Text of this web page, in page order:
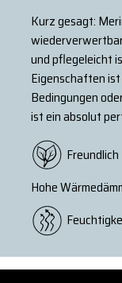
Kurz gesagt:
und pflegeleicht
Eigenschaften
Bedingungen
ist ein absolut
Hohe